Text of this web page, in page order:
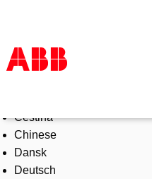
Products & Solutions
Industries
Services
About us
Čeština
Chinese
Dansk
Deutsch